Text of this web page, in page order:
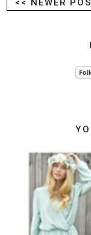
<< NEWER